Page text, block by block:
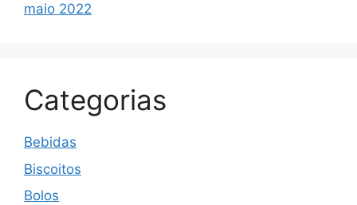
maio 2022
Categorias
Bebidas
Biscoitos
Bolos